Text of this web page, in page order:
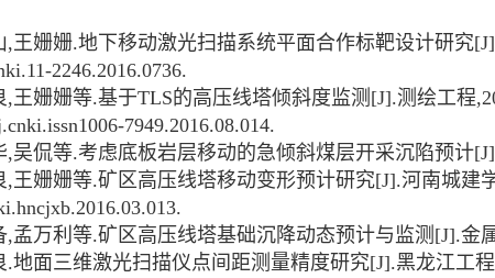
,王姗姗.地下移动激光扫描系统平面合作标靶设计研究
2246.2016.0736.
,王姗姗等.基于TLS的高压线塔倾斜度监测 [J].测绘工程
7949.2016.08.014.
,吴侃等.考虑底板岩层移动的急倾斜煤层开采沉陷预计
,王姗姗等.矿区高压线塔移动变形预计研究[J].河南城建
,孟万利等.矿区高压线塔基础沉降动态预计与监测 [J].金
.地面三维激光扫描仪点间距测量精度研究[J].黑龙江工